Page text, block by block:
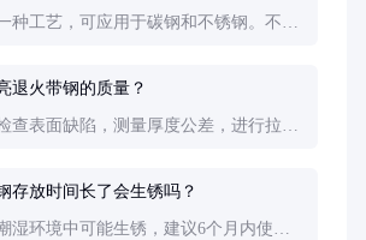
种工艺，可应用于碳钢和不锈钢。不锈
退火带钢的质量？
查表面缺陷，测量厚度公差，进行拉伸
存放时间长了会生锈吗？
湿环境中可能生锈，建议6个月内使用